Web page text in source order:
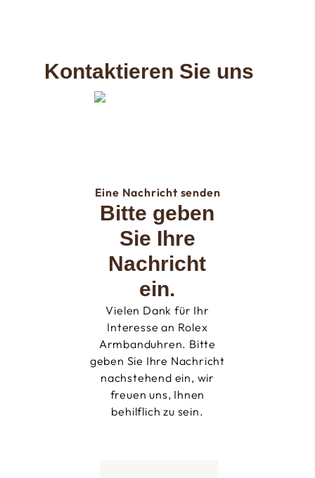
Kontaktieren Sie uns
Eine Nachricht senden
Bitte geben
Sie Ihre
Nachricht
ein.
Vielen Dank für Ihr
Interesse an Rolex
Armbanduhren. Bitte
geben Sie Ihre Nachricht
nachstehend ein, wir
freuen uns, Ihnen
behilflich zu sein.